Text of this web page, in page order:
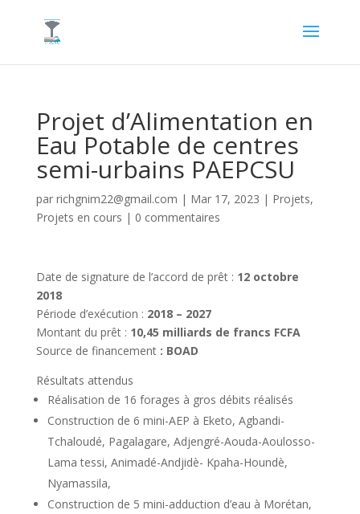
Projet d’Alimentation en
Eau Potable de centres
semi-urbains PAEPCSU
par richgnim22@gmail.com | Mar 17, 2023 | Projets,
Projets en cours | 0 commentaires
Date de signature de l’accord de prêt : 12 octobre
2018
Période d’exécution : 2018 – 2027
Montant du prêt : 10,45 milliards de francs FCFA
Source de financement: BOAD
Résultats attendus
Réalisation de 16 forages à gros débits réalisés
Construction de 6 mini-AEP à Eketo, Agbandi-
Tchaloudé, Pagalagare, Adjengré-Aouda-Aoulosso-
Lama tessi, Animadé-Andjidè- Kpaha-Houndè,
Nyamassila,
Construction de 5 mini-adduction d’eau à Morétan,